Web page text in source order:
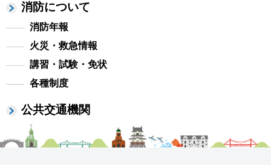
消防について
消防年報
火災・救急情報
講習・試験・免状
各種制度
公共交通機関